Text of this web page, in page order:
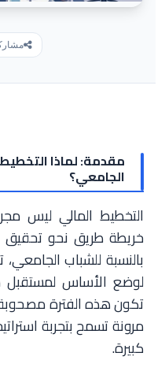
مقدمة: لماذا
الجامعي؟
التخطيط المالي ليس
خريطة طريق نحو تحقيق
بالنسبة للشباب
لوضع الأساس لمستقبل
تكون هذه الفترة
مرونة تسمح بتجربة
كبيرة.